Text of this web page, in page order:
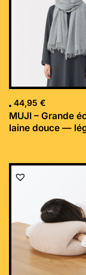
44,95 €
MUJI – Grande
laine douce —